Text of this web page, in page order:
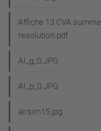
Affiche 13 CVA
resolution.pdf
AI_g_0.JPG
AI_p_0.JPG
airsim15.jpg